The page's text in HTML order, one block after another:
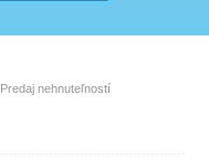
Predaj nehnuteľností